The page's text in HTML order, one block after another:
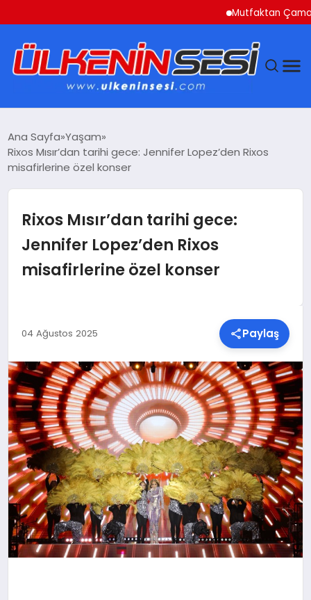
Mutfaktan Çamaşır
EKONOMI
SAĞLIK
SPOR
TEKNOLOJI
YAŞAM
MALATYA HABERLERI
Ana Sayfa Yaşam
Rixos Mısır’dan tarihi gece: Jennifer Lopez’den Rixos
misafirlerine özel konser
Rixos Mısır’dan tarihi gece:
Jennifer Lopez’den Rixos
misafirlerine özel konser
04 Ağustos 2025 Paylaş